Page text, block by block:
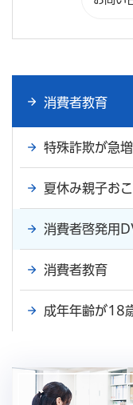
消費者教育
特殊詐欺が急
夏休み親子お
消費者啓発用
消費者教育
成年年齢が18